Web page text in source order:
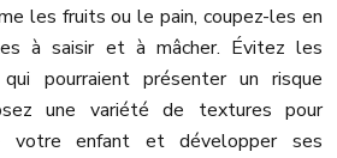
les fruits ou le pain, coupez-les en
à saisir et à mâcher. Évitez les
pourraient présenter un risque
une variété de textures pour
votre enfant et développer ses